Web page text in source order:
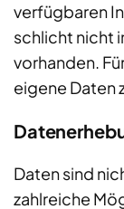
verfügbaren
schlicht nicht
vorhanden.
eigene Daten
Daten sind
zahlreiche